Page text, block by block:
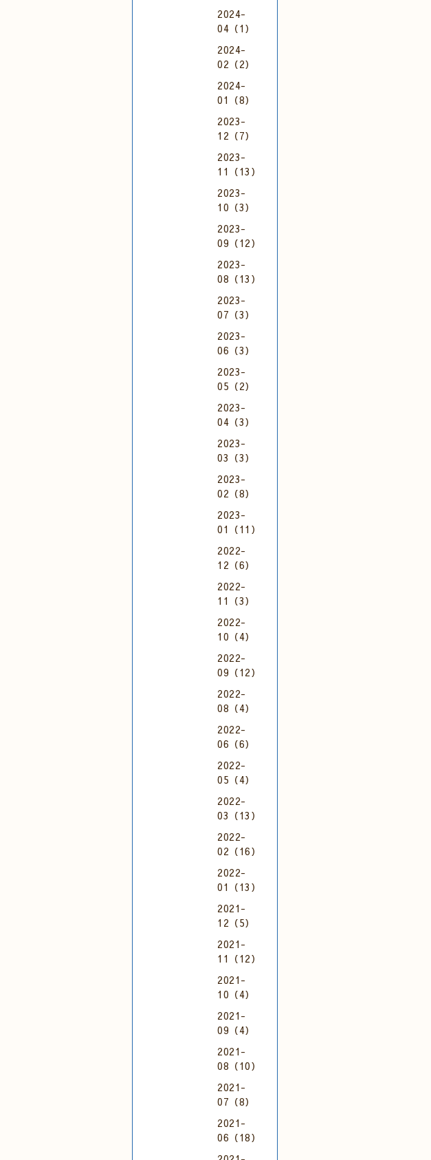
2024-
04（1）
2024-
02（2）
2024-
01（8）
2023-
12（7）
2023-
11（13）
2023-
10（3）
2023-
09（12）
2023-
08（13）
2023-
07（3）
2023-
06（3）
2023-
05（2）
2023-
04（3）
2023-
03（3）
2023-
02（8）
2023-
01（11）
2022-
12（6）
2022-
11（3）
2022-
10（4）
2022-
09（12）
2022-
08（4）
2022-
06（6）
2022-
05（4）
2022-
03（13）
2022-
02（16）
2022-
01（13）
2021-
12（5）
2021-
11（12）
2021-
10（4）
2021-
09（4）
2021-
08（10）
2021-
07（8）
2021-
06（18）